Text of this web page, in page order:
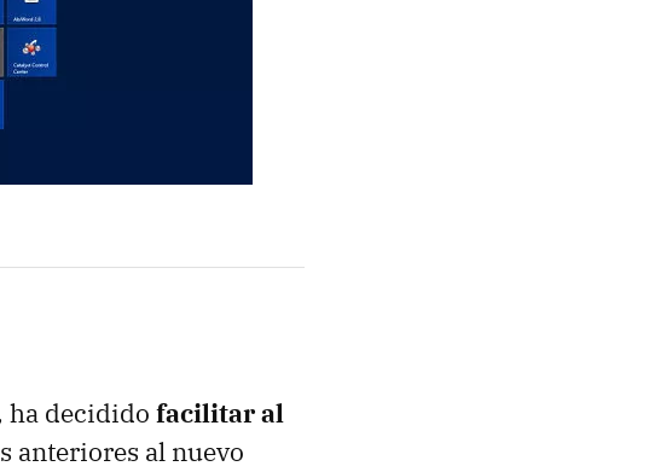
ha decidido facilitar al
anteriores al nuevo